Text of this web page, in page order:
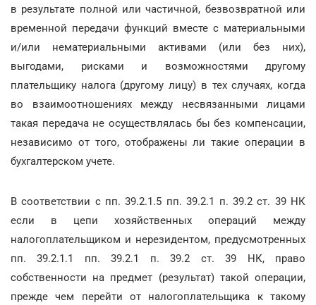
в результате полной или частичной, безвозвратной или
временной передачи функций вместе с материальными
и/или нематериальными активами (или без них),
выгодами, рисками и возможностями другому
плательщику налога (другому лицу) в тех случаях, когда
во взаимоотношениях между несвязанными лицами
такая передача не осуществлялась бы без компенсации,
независимо от того, отображены ли такие операции в
бухгалтерском учете.
В соответствии с пп. 39.2.1.5 пп. 39.2.1 п. 39.2 ст. 39 НК
если в цепи хозяйственных операций между
налогоплательщиком и нерезидентом, предусмотренных
пп. 39.2.1.1 пп. 39.2.1 п. 39.2 ст. 39 НК, право
собственности на предмет (результат) такой операции,
прежде чем перейти от налогоплательщика к такому